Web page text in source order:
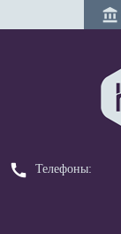
account_balance
call
Телефоны: